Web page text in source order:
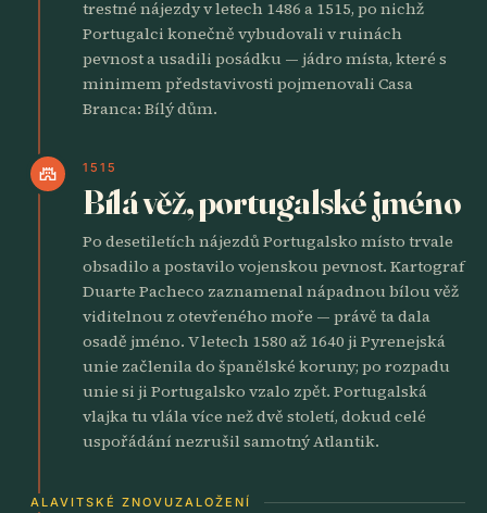
trestné nájezdy v letech 1486 a 1515, po nichž
Portugalci konečně vybudovali v ruinách
pevnost a usadili posádku — jádro místa, které s
minimem představivosti pojmenovali Casa
Branca: Bílý dům.
castle 1515
Bílá věž, portugalské jméno
Po desetiletích nájezdů Portugalsko místo trvale
obsadilo a postavilo vojenskou pevnost. Kartograf
Duarte Pacheco zaznamenal nápadnou bílou věž
viditelnou z otevřeného moře — právě ta dala
osadě jméno. V letech 1580 až 1640 ji Pyrenejská
unie začlenila do španělské koruny; po rozpadu
unie si ji Portugalsko vzalo zpět. Portugalská
vlajka tu vlála více než dvě století, dokud celé
uspořádání nezrušil samotný Atlantik.
ALAVITSKÉ ZNOVUZALOŽENÍ